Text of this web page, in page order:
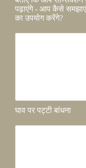
पढ़ाएंगे - आप कैसे
का उपयोग करेंगे?
घाव पर पट्टी बांधना